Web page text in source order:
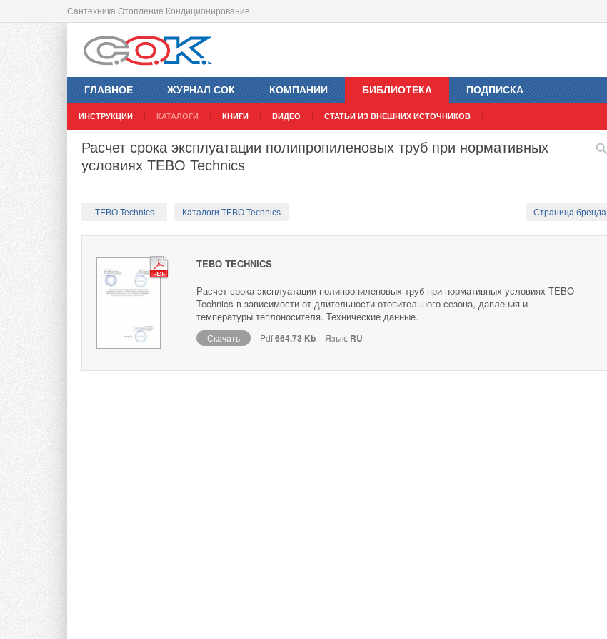
Сантехника Отопление Кондиционирование
ГЛАВНОЕ ЖУРНАЛ СОК КОМПАНИИ БИБЛИОТЕКА
ИНСТРУКЦИИ КАТАЛОГИ КНИГИ ВИДЕО СТАТЬИ ИЗ ВНЕШНИХ ИСТОЧНИКОВ
ПОДПИСКА
Расчет срока эксплуатации полипропиленовых труб при нормативных
условиях TEBO Technics
TEBO Technics Каталоги TEBO Technics Страница бренда
TEBO TECHNICS
Расчет срока эксплуатации полипропиленовых труб при нормативных условиях TEBO
Technics в зависимости от длительности отопительного сезона, давления и
температуры теплоносителя. Технические данные.
Скачать Pdf664.73 Kb Язык: RU